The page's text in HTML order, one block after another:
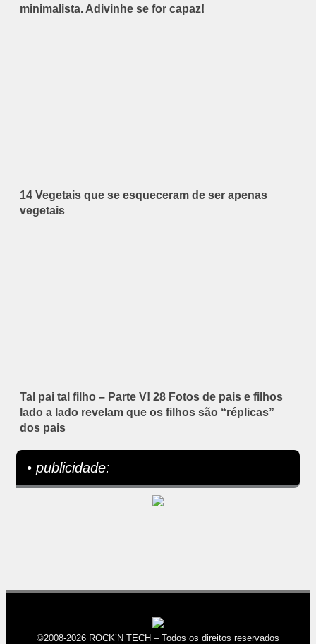
minimalista. Adivinhe se for capaz!
14 Vegetais que se esqueceram de ser apenas
vegetais
Tal pai tal filho – Parte V! 28 Fotos de pais e filhos
lado a lado revelam que os filhos são “réplicas”
dos pais
• publicidade:
©2008-2026 ROCK’N TECH – Todos os direitos reservados